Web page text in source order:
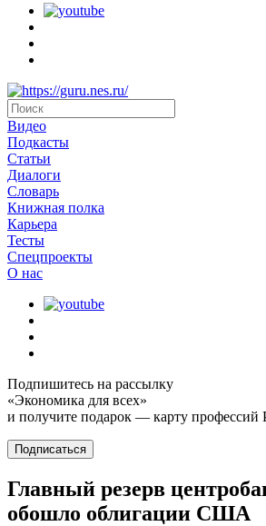
Видео
Подкасты
Статьи
Диалоги
Словарь
Книжная полка
Карьера
Тесты
Спецпроекты
О наc
Подпишитесь на рассылку
«Экономика для всех»
и получите подарок — карту
Подписаться
Главный резерв
обошло облигации США